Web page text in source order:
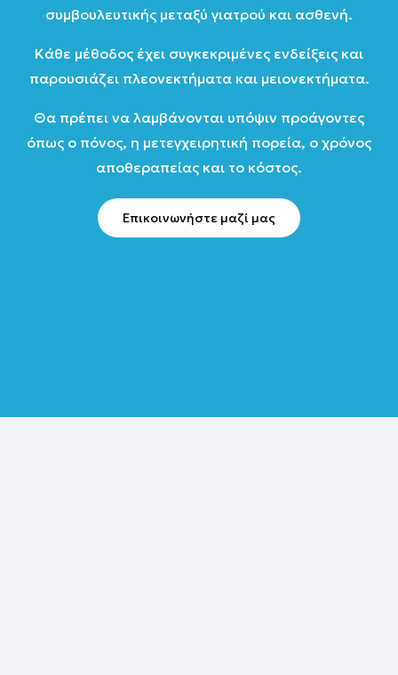
συμβουλευτικής μεταξύ γιατρού και ασθενή.
Κάθε μέθοδος έχει συγκεκριμένες ενδείξεις και
παρουσιάζει πλεονεκτήματα και μειονεκτήματα.
Θα πρέπει να λαμβάνονται υπόψιν προάγοντες
όπως ο πόνος, η μετεγχειρητική πορεία, ο χρόνος
αποθεραπείας και το κόστος.
Επικοινωνήστε μαζί μας